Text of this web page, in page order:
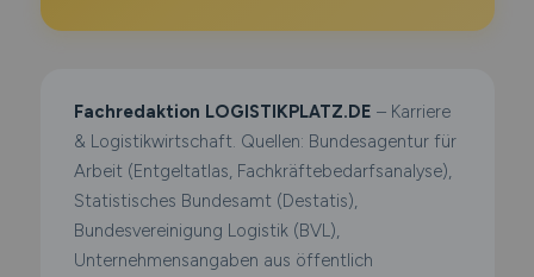
Fachredaktion LOGISTIKPLATZ.DE – Karriere
& Logistikwirtschaft. Quellen: Bundesagentur für
Arbeit (Entgeltatlas, Fachkräftebedarfsanalyse),
Statistisches Bundesamt (Destatis),
Bundesvereinigung Logistik (BVL),
Unternehmensangaben aus öffentlich